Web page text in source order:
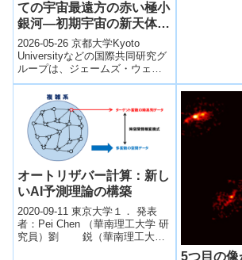
ての宇宙最遠方の赤い極小
銀河―初期宇宙の新天体に
着目―
2026-05-26 京都大学Kyoto
Universityなどの国際共同研究グ
ループは、ジェームズ・ウェッ
ブ宇宙望遠鏡（JWST）で近年発
見された高赤方偏移...
オートリザバー計算：新し
いAI予測理論の構築
2020-09-11 東京大学１． 発表
者：Pei Chen （華南理工大学 研
究員）劉 鋭（華南理工大学
5つ目の像